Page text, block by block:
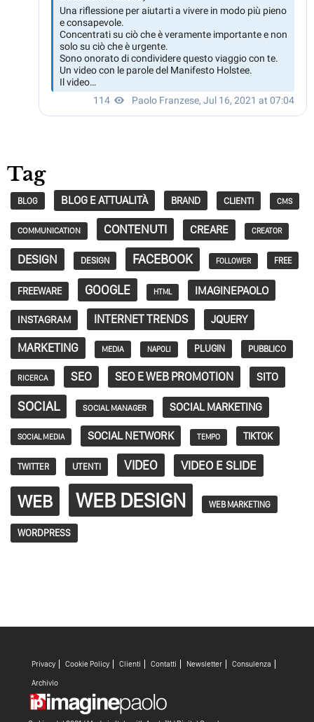
Tag
BLOG BLOG E ATTUALITÀ BRAND CLIENTI CMS
COMMUNICATION CONTENUTI CREARE CREATOR
DESIGN DESIGN FACEBOOK FOLLOWER FREE
FREEWARE GOOGLE HTML IMAGINEPAOLO
INSTAGRAM INTERNET TRENDS JQUERY
MARKETING MEDIA NAPOLI PLUGIN PUBBLICO
RICERCA SEO SEO E WEB PROMOTION SITO
SOCIAL SOCIAL MANAGER SOCIAL MARKETING
SOCIAL MEDIA SOCIAL NETWORK TEMPO TIKTOK
TWITTER UTENTI VIDEO VIDEO E SLIDE
WEB WEB DESIGN WEB MARKETING
WORDPRESS
Privacy Cookie Policy Clienti Contatti Newsletter Consulenza
Archivio